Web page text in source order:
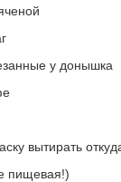
у донышка
вытирать
пищевая!)